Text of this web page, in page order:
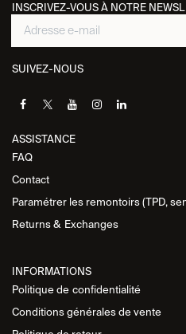
INSCRIVEZ-VOUS À NOTRE
SUIVEZ-NOUS
ASSISTANCE​
FAQ
Contact
Paramétrer les remontoirs (TPD,
Returns & Exchanges
INFORMATIONS
Politique de confidentialité
Conditions générales de vente